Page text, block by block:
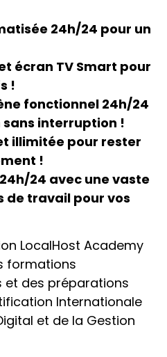
24h/24 pour un
écran TV Smart pour
!
fonctionnel 24h/24
interruption !
illimitée pour rester
!
24 avec une vaste
de travail pour vos
LocalHost Academy
formations
et des préparations
Internationale
et de la Gestion